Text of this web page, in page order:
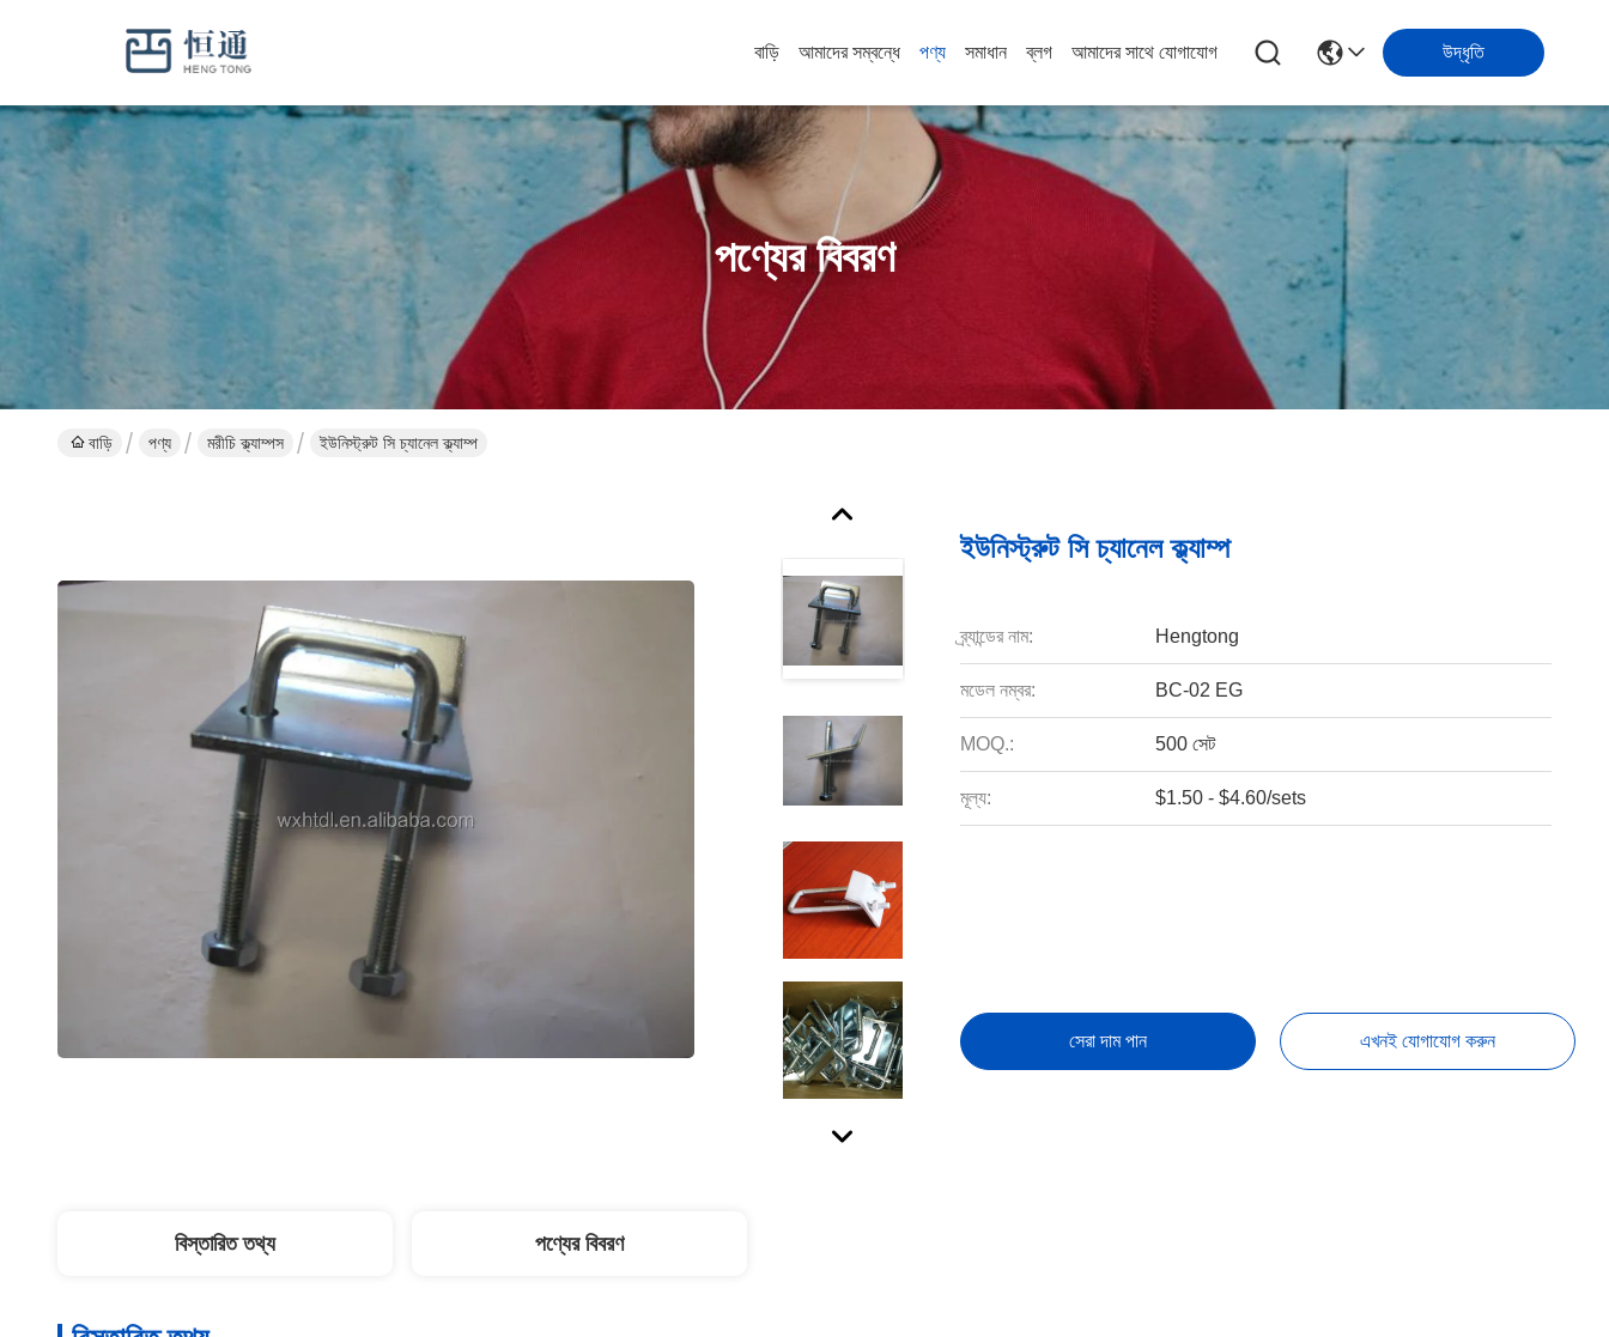
বাড়ি আমাদের সম্বন্ধে পণ্য সমাধান ব্লগ আমাদের সাথে যোগাযোগ উদ্ধৃতি
পণ্যের বিবরণ
বাড়ি পণ্য মরীচি ক্ল্যাম্পস ইউনিস্ট্রুট সি চ্যানেল ক্ল্যাম্প
ইউনিস্ট্রুট সি চ্যানেল ক্ল্যাম্প
ব্র্যান্ডের নাম: Hengtong
মডেল নম্বর: BC-02 EG
MOQ.: 500 সেট
মূল্য: $1.50 - $4.60/sets
সেরা দাম পান এখনই যোগাযোগ করুন
বিস্তারিত তথ্য পণ্যের বিবরণ